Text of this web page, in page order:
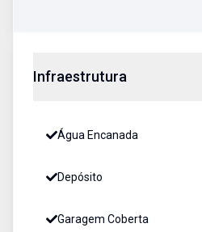
Infraestrutura
Água Encanada
Depósito
Garagem Coberta